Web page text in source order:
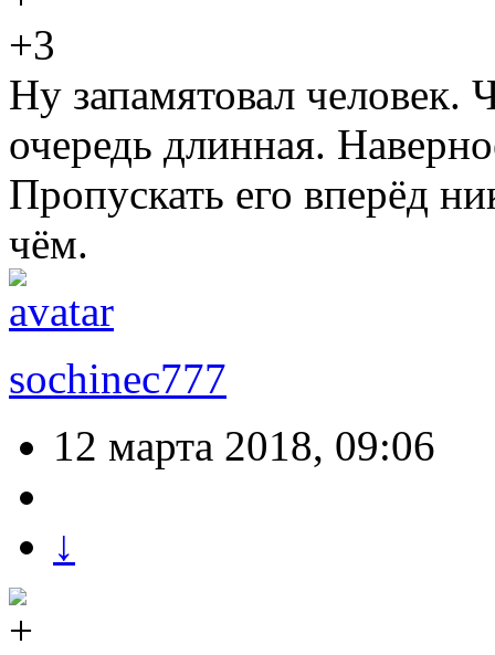
+3
Ну запамятовал человек.
очередь длинная.
Пропускать его вперёд
чём.
sochinec777
12 марта 2018, 09:06
↓